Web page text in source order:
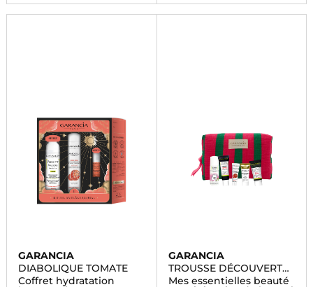
GARANCIA
DIABOLIQUE TOMATE
Coffret hydratation
GARANCIA
TROUSSE DÉCOUVERTE
2025
Mes essentielles beauté